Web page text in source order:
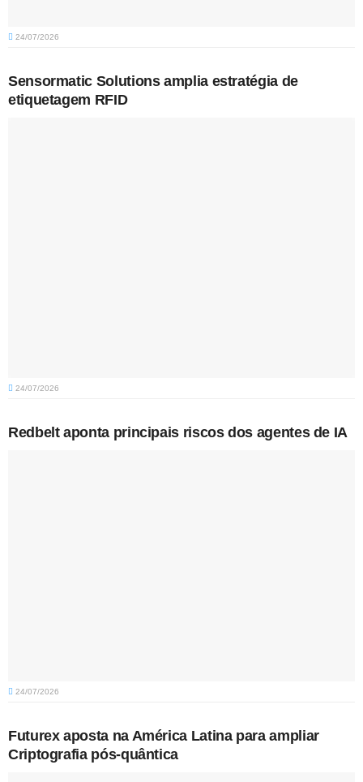
24/07/2026
Sensormatic Solutions amplia estratégia de
etiquetagem RFID
24/07/2026
Redbelt aponta principais riscos dos agentes de IA
24/07/2026
Futurex aposta na América Latina para ampliar
Criptografia pós-quântica